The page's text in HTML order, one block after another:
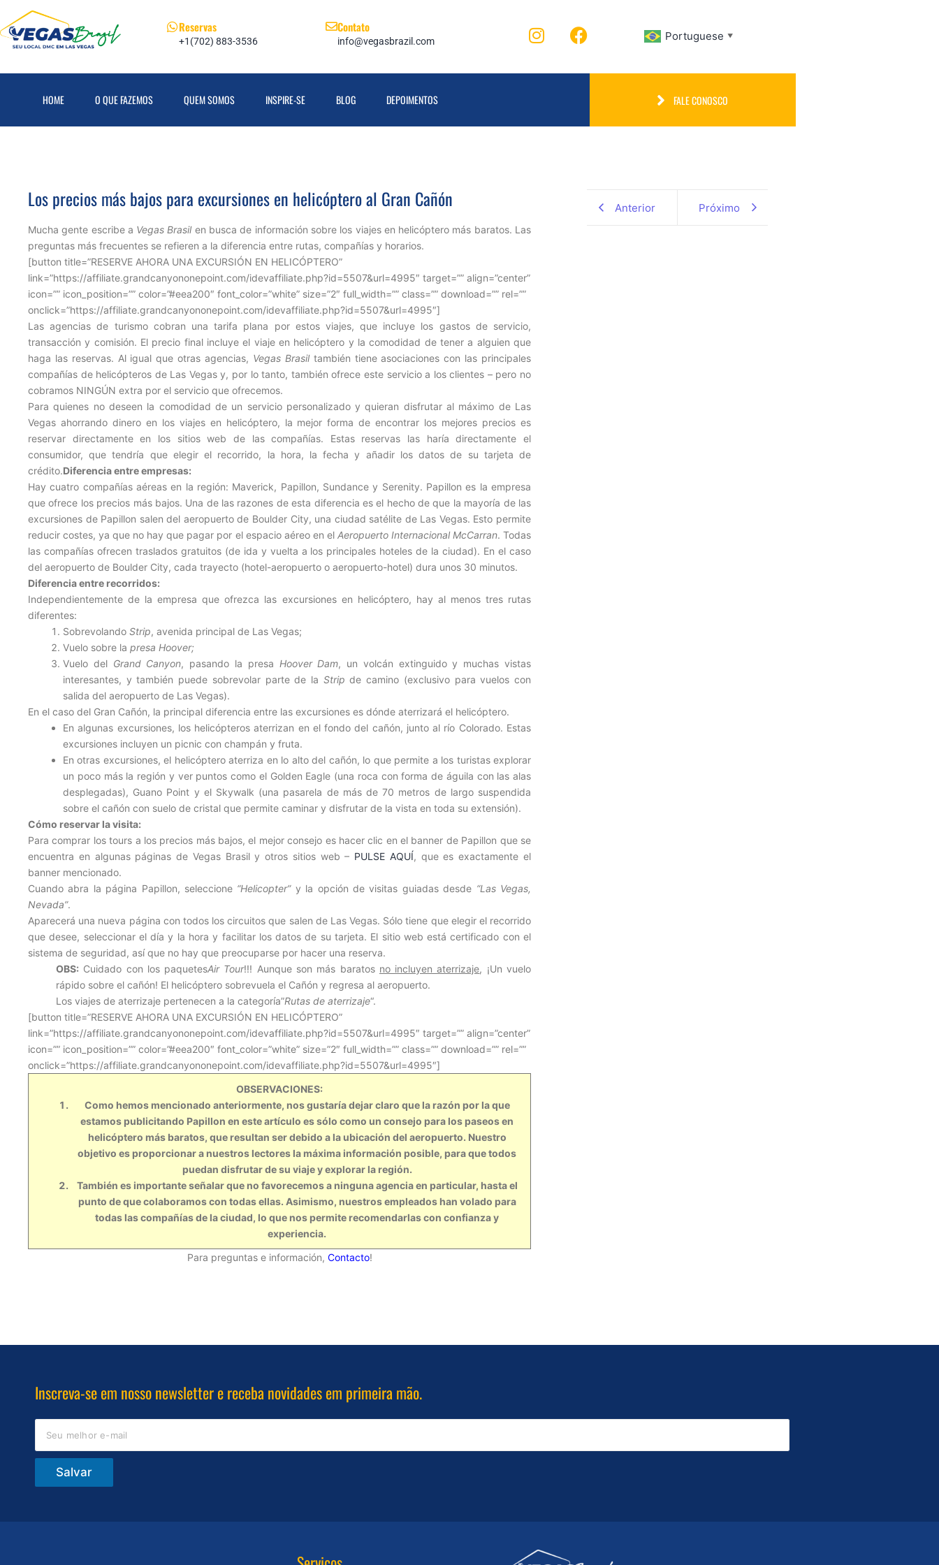
Reservas
+1(702) 883-3536
Contato
info@vegasbrazil.com Portuguese ▼
HOME O QUE FAZEMOS QUEM SOMOS INSPIRE-SE BLOG DEPOIMENTOS FALE CONOSCO
Los precios más bajos para excursiones en helicóptero al Gran Cañón
Mucha gente escribe a Vegas Brasilen busca de información sobre los viajes en helicóptero más baratos. Las
preguntas más frecuentes se refieren a la diferencia entre rutas, compañías y horarios.
[button title=”RESERVE AHORA UNA EXCURSIÓN EN HELICÓPTERO”
link=”https://affiliate.grandcanyononepoint.com/idevaffiliate.php?id=5507&url=4995″ target=”” align=”center”
icon=”” icon_position=”” color=”#eea200″ font_color=”white” size=”2″ full_width=”” class=”” download=”” rel=””
onclick=”https://affiliate.grandcanyononepoint.com/idevaffiliate.php?id=5507&url=4995″]
Las agencias de turismo cobran una tarifa plana por estos viajes, que incluye los gastos de servicio,
transacción y comisión. El precio final incluye el viaje en helicóptero y la comodidad de tener a alguien que
haga las reservas. Al igual que otras agencias, Vegas Brasiltambién tiene asociaciones con las principales
compañías de helicópteros de Las Vegas y, por lo tanto, también ofrece este servicio a los clientes – pero no
cobramos NINGÚN extra por el servicio que ofrecemos.
Para quienes no deseen la comodidad de un servicio personalizado y quieran disfrutar al máximo de Las
Vegas ahorrando dinero en los viajes en helicóptero, la mejor forma de encontrar los mejores precios es
reservar directamente en los sitios web de las compañías. Estas reservas las haría directamente el
consumidor, que tendría que elegir el recorrido, la hora, la fecha y añadir los datos de su tarjeta de
crédito.Diferencia entre empresas:
Hay cuatro compañías aéreas en la región: Maverick, Papillon, Sundance y Serenity. Papillon es la empresa
que ofrece los precios más bajos. Una de las razones de esta diferencia es el hecho de que la mayoría de las
excursiones de Papillon salen del aeropuerto de Boulder City, una ciudad satélite de Las Vegas. Esto permite
reducir costes, ya que no hay que pagar por el espacio aéreo en el Aeropuerto Internacional McCarran. Todas
las compañías ofrecen traslados gratuitos (de ida y vuelta a los principales hoteles de la ciudad). En el caso
del aeropuerto de Boulder City, cada trayecto (hotel-aeropuerto o aeropuerto-hotel) dura unos 30 minutos.
Diferencia entre recorridos:
Independientemente de la empresa que ofrezca las excursiones en helicóptero, hay al menos tres rutas
diferentes:
Sobrevolando Strip, avenida principal de Las Vegas;
Vuelo sobre la presa Hoover;
Vuelo del Grand Canyon, pasando la presa Hoover Dam, un volcán extinguido y muchas vistas
interesantes, y también puede sobrevolar parte de la Strip de camino (exclusivo para vuelos con
salida del aeropuerto de Las Vegas).
En el caso del Gran Cañón, la principal diferencia entre las excursiones es dónde aterrizará el helicóptero.
En algunas excursiones, los helicópteros aterrizan en el fondo del cañón, junto al río Colorado. Estas
excursiones incluyen un picnic con champán y fruta.
En otras excursiones, el helicóptero aterriza en lo alto del cañón, lo que permite a los turistas explorar
un poco más la región y ver puntos como el Golden Eagle (una roca con forma de águila con las alas
desplegadas), Guano Point y el Skywalk (una pasarela de más de 70 metros de largo suspendida
sobre el cañón con suelo de cristal que permite caminar y disfrutar de la vista en toda su extensión).
Cómo reservar la visita:
Para comprar los tours a los precios más bajos, el mejor consejo es hacer clic en el banner de Papillon que se
encuentra en algunas páginas de Vegas Brasil y otros sitios web – PULSE AQUÍ, que es exactamente el
banner mencionado.
Cuando abra la página Papillon, seleccione “Helicopter”y la opción de visitas guiadas desde “Las Vegas,
Nevada”.
Aparecerá una nueva página con todos los circuitos que salen de Las Vegas. Sólo tiene que elegir el recorrido
que desee, seleccionar el día y la hora y facilitar los datos de su tarjeta. El sitio web está certificado con el
sistema de seguridad, así que no hay que preocuparse por hacer una reserva.
OBS: Cuidado con los paquetesAir Tour!!! Aunque son más baratos no incluyen aterrizaje, ¡Un vuelo
rápido sobre el cañón! El helicóptero sobrevuela el Cañón y regresa al aeropuerto.
Los viajes de aterrizaje pertenecen a la categoría”Rutas de aterrizaje“.
[button title=”RESERVE AHORA UNA EXCURSIÓN EN HELICÓPTERO”
link=”https://affiliate.grandcanyononepoint.com/idevaffiliate.php?id=5507&url=4995″ target=”” align=”center”
icon=”” icon_position=”” color=”#eea200″ font_color=”white” size=”2″ full_width=”” class=”” download=”” rel=””
onclick=”https://affiliate.grandcanyononepoint.com/idevaffiliate.php?id=5507&url=4995″]
OBSERVACIONES:
Como hemos mencionado anteriormente, nos gustaría dejar claro que la razón por la que
estamos publicitando Papillon en este artículo es sólo como un consejo para los paseos en
helicóptero más baratos, que resultan ser debido a la ubicación del aeropuerto. Nuestro
objetivo es proporcionar a nuestros lectores la máxima información posible, para que todos
puedan disfrutar de su viaje y explorar la región.
También es importante señalar que no favorecemos a ninguna agencia en particular, hasta el
punto de que colaboramos con todas ellas. Asimismo, nuestros empleados han volado para
todas las compañías de la ciudad, lo que nos permite recomendarlas con confianza y
experiencia.
Para preguntas e información, Contacto!
Anterior Próximo
Inscreva-se em nosso newsletter e receba novidades em primeira mão.
Salvar